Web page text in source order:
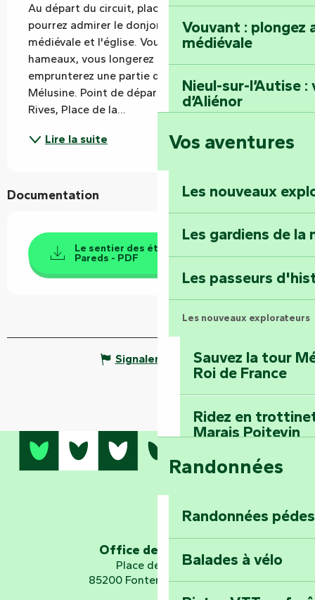
Vouvant : plongez
médiévale
Nieul-sur-l’Autise
d’Aliénor
Foussais-Payré :
Faymoreau :
épopée minière
Terre d’étoiles :
Vos aventures
Les nouveaux
Les gardiens de la
Les passeurs
Les nouveaux explorateurs
Sauvez la tour
Roi de France
Ridez en
Marais Poitevin
Embarquez pour
Explorez
d’orientation «
Randonnées
Randonnées
Balades à vélo
Au départ du circuit, place de la liberté, vous
pourrez admirer le donjon, le jardin d'inspiration
médiévale et l'église. Vous découvrirez différents
hameaux, vous longerez un bois, et vous
emprunterez une partie du GR du Pays de
Mélusine. Point de départ : parking salle des 3
Rives, Place de la...
Lire la suite
Documentation
Le sentier des étangs - Bazoges en
Pareds - PDF
Signaler une erreur
Office de tourisme
Place de Verdun
85200 Fontenay-le-Comte